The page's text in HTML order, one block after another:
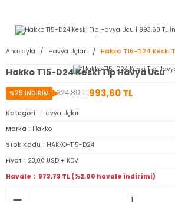
Anasayfa Havya Uçları Hakko T15-D24 Keski
Hakko T15-D24 Keski Tip Havya Ucu
1.324,80 TL993,60 TL
%25 İNDİRİM
Kategori
Havya Uçları
Marka
Hakko
Stok Kodu
HAKKO-T15-D24
Fiyat
23,00 USD + KDV
Havale
973,73 TL (%2,00 havale indirimi)